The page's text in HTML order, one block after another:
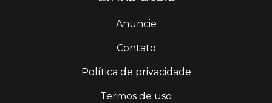
Anuncie
Contato
Política de privacidade
Termos de uso